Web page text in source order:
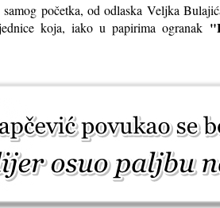
početka, od odlaska Veljka
koja, iako u papirima ogranak